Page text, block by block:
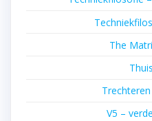
The
V5 –